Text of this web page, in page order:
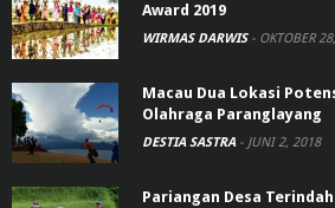
Award 2019
WIRMAS DARWIS - OKTOBER
Macau Dua Lokasi
Olahraga Paranglayang
DESTIA SASTRA - JUNI 2, 2018
Pariangan Desa